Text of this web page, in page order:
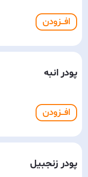
افـــزودن
پودر انبه
افـــزودن
پودر زنجبیل